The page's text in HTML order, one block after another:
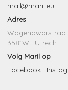
mail@maril.eu
Adres
Wagendwarstraat
3581WL Utrecht
Volg Maril op
Facebook